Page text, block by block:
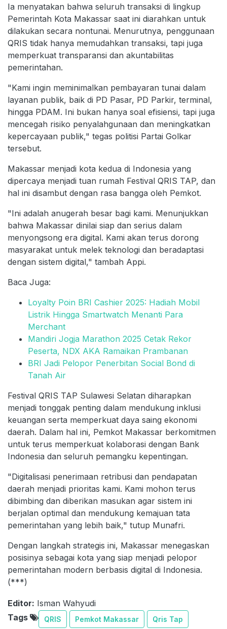
Ia menyatakan bahwa seluruh transaksi di lingkup
Pemerintah Kota Makassar saat ini diarahkan untuk
dilakukan secara nontunai. Menurutnya, penggunaan
QRIS tidak hanya memudahkan transaksi, tapi juga
memperkuat transparansi dan akuntabilitas
pemerintahan.
"Kami ingin meminimalkan pembayaran tunai dalam
layanan publik, baik di PD Pasar, PD Parkir, terminal,
hingga PDAM. Ini bukan hanya soal efisiensi, tapi juga
mencegah risiko penyalahgunaan dan meningkatkan
kepercayaan publik," tegas politisi Partai Golkar
tersebut.
Makassar menjadi kota kedua di Indonesia yang
dipercaya menjadi tuan rumah Festival QRIS TAP, dan
hal ini disambut dengan rasa bangga oleh Pemkot.
"Ini adalah anugerah besar bagi kami. Menunjukkan
bahwa Makassar dinilai siap dan serius dalam
menyongsong era digital. Kami akan terus dorong
masyarakat untuk melek teknologi dan beradaptasi
dengan sistem digital," tambah Appi.
Baca Juga:
Loyalty Poin BRI Cashier 2025: Hadiah Mobil
Listrik Hingga Smartwatch Menanti Para
Merchant
Mandiri Jogja Marathon 2025 Cetak Rekor
Peserta, NDX AKA Ramaikan Prambanan
BRI Jadi Pelopor Penerbitan Social Bond di
Tanah Air
Festival QRIS TAP Sulawesi Selatan diharapkan
menjadi tonggak penting dalam mendukung inklusi
keuangan serta memperkuat daya saing ekonomi
daerah. Dalam hal ini, Pemkot Makassar berkomitmen
untuk terus memperkuat kolaborasi dengan Bank
Indonesia dan seluruh pemangku kepentingan.
"Digitalisasi penerimaan retribusi dan pendapatan
daerah menjadi prioritas kami. Kami mohon terus
dibimbing dan diberikan masukan agar sistem ini
berjalan optimal dan mendukung kemajuan tata
pemerintahan yang lebih baik," tutup Munafri.
Dengan langkah strategis ini, Makassar menegaskan
posisinya sebagai kota yang siap menjadi pelopor
pemerintahan modern berbasis digital di Indonesia.
(***)
Editor: Isman Wahyudi
Tags
QRIS Pemkot Makassar Qris Tap